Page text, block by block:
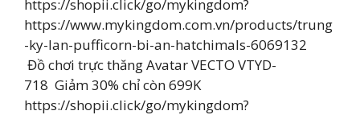
https://shopii.click/go/mykingdom?
https://www.mykingdom.com.vn/products/trung
-ky-lan-pufficorn-bi-an-hatchimals-6069132
️ Đồ chơi trực thăng Avatar VECTO VTYD-
718 Giảm 30% chỉ còn 699K
https://shopii.click/go/mykingdom?